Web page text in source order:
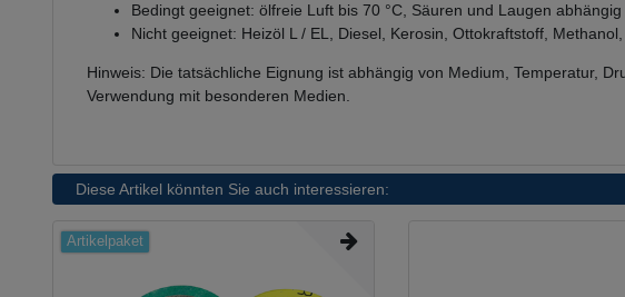
Bedingt geeignet: ölfreie Luft bis 70 °C, Säuren und Laugen
Nicht geeignet: Heizöl L / EL, Diesel, Kerosin, Ottokraftstoff,
Hinweis: Die tatsächliche Eignung ist abhängig von Medium, Temperatur,
Verwendung mit besonderen Medien.
Diese Artikel könnten Sie auch interessieren:
Artikelpaket